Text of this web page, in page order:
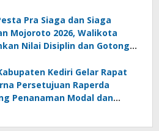
Pra Siaga dan Siaga
Mojoroto 2026, Walikota
Nilai Disiplin dan Gotong
Kediri Gelar Rapat
Persetujuan Raperda
Penanaman Modal dan